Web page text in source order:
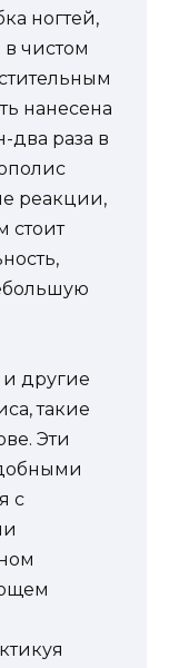
ногтей,
чистом
нанесена
два раза в
реакции,
стоит
и другие
такие
Эти
с